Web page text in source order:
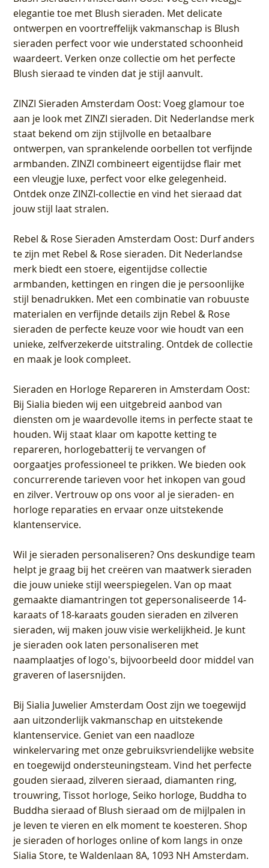
elegantie toe met Blush sieraden. Met delicate
ontwerpen en voortreffelijk vakmanschap is Blush
sieraden perfect voor wie understated schoonheid
waardeert. Verken onze collectie om het perfecte
Blush sieraad te vinden dat je stijl aanvult.
ZINZI Sieraden Amsterdam Oost: Voeg glamour toe
aan je look met ZINZI sieraden. Dit Nederlandse merk
staat bekend om zijn stijlvolle en betaalbare
ontwerpen, van sprankelende oorbellen tot verfijnde
armbanden. ZINZI combineert eigentijdse flair met
een vleugje luxe, perfect voor elke gelegenheid.
Ontdek onze ZINZI-collectie en vind het sieraad dat
jouw stijl laat stralen.
Rebel & Rose Sieraden Amsterdam Oost: Durf anders
te zijn met Rebel & Rose sieraden. Dit Nederlandse
merk biedt een stoere, eigentijdse collectie
armbanden, kettingen en ringen die je persoonlijke
stijl benadrukken. Met een combinatie van robuuste
materialen en verfijnde details zijn Rebel & Rose
sieraden de perfecte keuze voor wie houdt van een
unieke, zelfverzekerde uitstraling. Ontdek de collectie
en maak je look compleet.
Sieraden en Horloge Repareren in Amsterdam Oost:
Bij Sialia bieden wij een uitgebreid aanbod van
diensten om je waardevolle items in perfecte staat te
houden. Wij staat klaar om kapotte ketting te
repareren, horlogebatterij te vervangen of
oorgaatjes professioneel te prikken. We bieden ook
concurrerende tarieven voor het inkopen van goud
en zilver. Vertrouw op ons voor al je sieraden- en
horloge reparaties en ervaar onze uitstekende
klantenservice.
Wil je sieraden personaliseren? Ons deskundige team
helpt je graag bij het creëren van maatwerk sieraden
die jouw unieke stijl weerspiegelen. Van op maat
gemaakte diamantringen tot gepersonaliseerde 14-
karaats of 18-karaats gouden sieraden en zilveren
sieraden, wij maken jouw visie werkelijkheid. Je kunt
je sieraden ook laten personaliseren met
naamplaatjes of logo's, bijvoorbeeld door middel van
graveren of lasersnijden.
BijSialia Juwelier Amsterdam Oostzijn we toegewijd
aan uitzonderlijk vakmanschap en uitstekende
klantenservice. Geniet van een naadloze
winkelervaring met onze gebruiksvriendelijke website
en toegewijd ondersteuningsteam. Vind het perfecte
gouden sieraad, zilveren sieraad, diamanten ring,
trouwring, Tissot horloge, Seiko horloge, Buddha to
Buddha sieraad of Blush sieraad om de mijlpalen in
je leven te vieren en elk moment te koesteren. Shop
je sieraden of horloges online of kom langs in onze
Sialia Store, te Waldenlaan 8A, 1093 NH Amsterdam.